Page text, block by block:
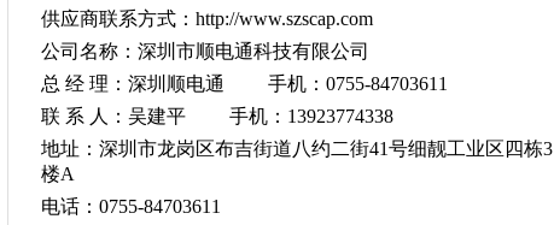
供应商联系方式：http://www.szscap.com
公司名称：深圳市顺电通科技有限公司
总 经 理：深圳顺电通 手机：0755-84703611
联 系 人：吴建平 手机：13923774338
地址：深圳市龙岗区布吉街道八约二街41号细靓工业区四栋3
楼A
电话：0755-84703611